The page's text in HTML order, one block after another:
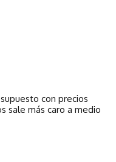
con precios
sale más caro a medio